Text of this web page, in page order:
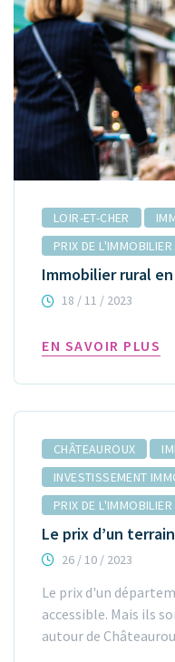
LOIR-ET-CHER
PRIX DE L'IMMOBILIER
Immobilier rural
18 / 11 / 2023
EN SAVOIR PLUS
CHÂTEAUROUX
INVESTISSEMENT
PRIX DE L'IMMOBILIER
Le prix d’un
26 / 10 / 2023
Le prix d'un
accessible. Mais ils
autour de